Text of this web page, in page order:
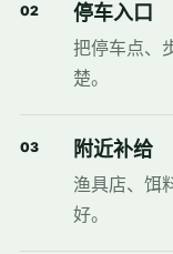
02 停车入口
把停车点、
楚。
03 附近补给
渔具店、饵
好。